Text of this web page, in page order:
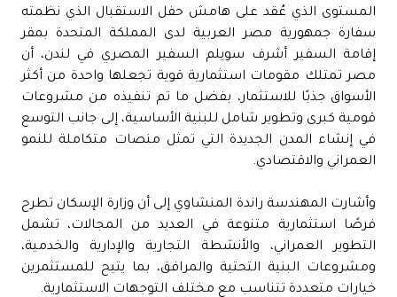
المستوى الذي عُقد على هامش حفل الاستقبال الذي نظمته
سفارة جمهورية مصر العربية لدى المملكة المتحدة بمقر
إقامة السفير أشرف سويلم السفير المصري في لندن، أن
مصر تمتلك مقومات استثمارية قوية تجعلها واحدة من أكثر
الأسواق جذبًا للاستثمار، بفضل ما تم تنفيذه من مشروعات
قومية كبرى وتطوير شامل للبنية الأساسية، إلى جانب التوسع
في إنشاء المدن الجديدة التي تمثل منصات متكاملة للنمو
العمراني والاقتصادي.
وأشارت المهندسة راندة المنشاوي إلى أن وزارة الإسكان تطرح
فرصًا استثمارية متنوعة في العديد من المجالات، تشمل
التطوير العمراني، والأنشطة التجارية والإدارية والخدمية،
ومشروعات البنية التحتية والمرافق، بما يتيح للمستثمرين
خيارات متعددة تتناسب مع مختلف التوجهات الاستثمارية.